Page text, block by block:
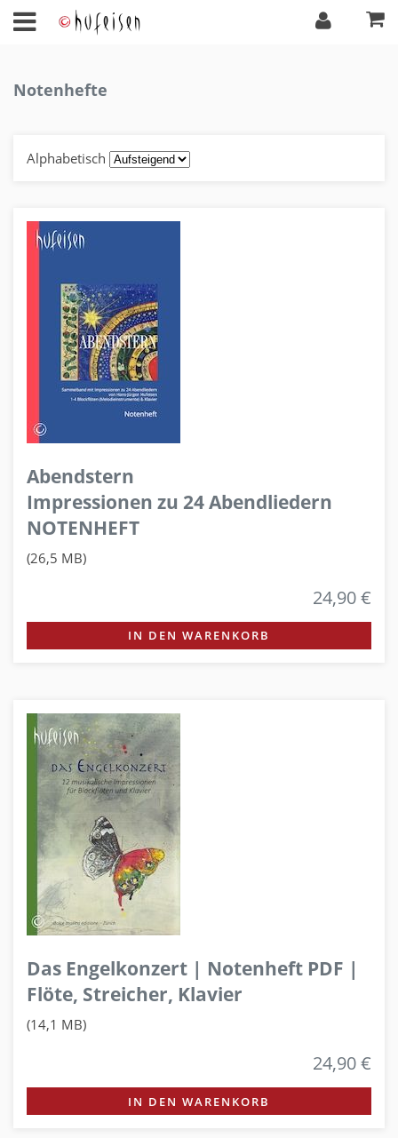
Notenhefte
Alphabetisch
Abendstern
Impressionen zu 24 Abendliedern
NOTENHEFT
(26,5 MB)
24,90 €
IN DEN WARENKORB
Das Engelkonzert | Notenheft PDF |
Flöte, Streicher, Klavier
(14,1 MB)
24,90 €
IN DEN WARENKORB